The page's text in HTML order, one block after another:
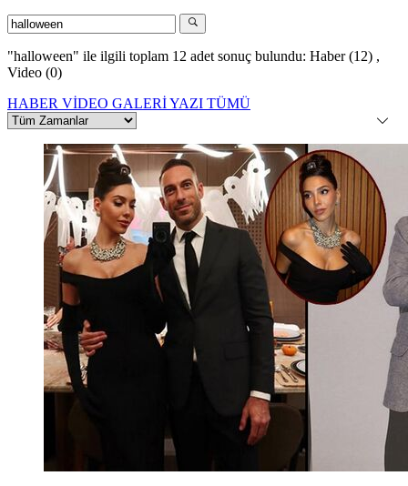
"halloween" ile ilgili toplam 12 adet sonuç bulundu: Haber (12) ,
Video (0)
HABER VİDEO GALERİYAZI TÜMÜ